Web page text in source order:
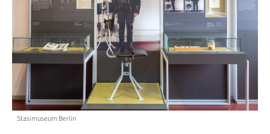
Stasimuseum Berlin